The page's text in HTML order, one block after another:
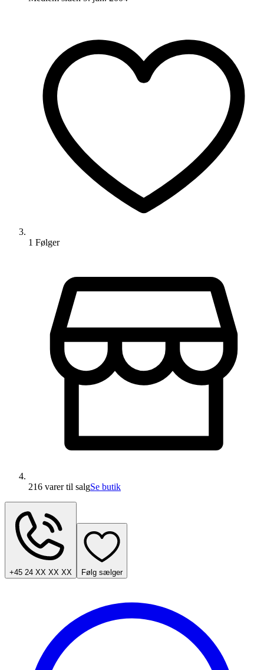
1 Følger
216 varertil salgSe butik
+45 24 XX XX XX Følg sælger